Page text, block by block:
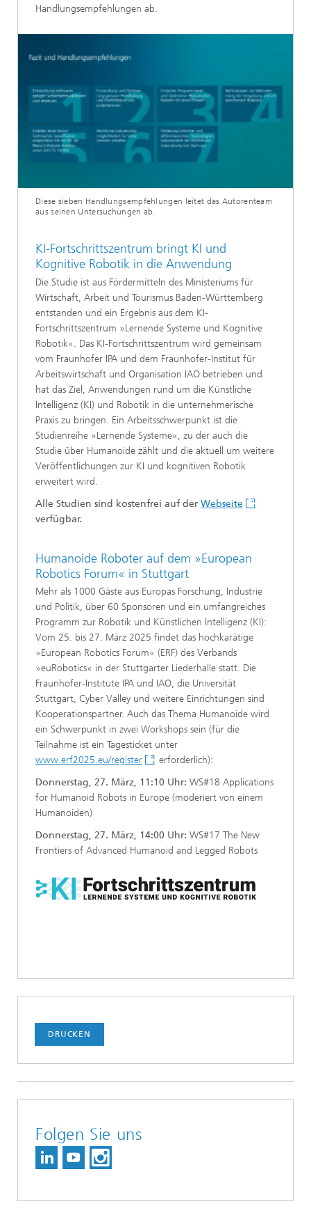
Handlungsempfehlungen ab.
Diese sieben Handlungsempfehlungen leitet das Autorenteam
aus seinen Untersuchungen ab.
KI-Fortschrittszentrum bringt KI und
Kognitive Robotik in die Anwendung
Die Studie ist aus Fördermitteln des Ministeriums für
Wirtschaft, Arbeit und Tourismus Baden-Württemberg
entstanden und ein Ergebnis aus dem KI-
Fortschrittszentrum »Lernende Systeme und Kognitive
Robotik«. Das KI-Fortschrittszentrum wird gemeinsam
vom Fraunhofer IPA und dem Fraunhofer-Institut für
Arbeitswirtschaft und Organisation IAO betrieben und
hat das Ziel, Anwendungen rund um die Künstliche
Intelligenz (KI) und Robotik in die unternehmerische
Praxis zu bringen. Ein Arbeitsschwerpunkt ist die
Studienreihe »Lernende Systeme«, zu der auch die
Studie über Humanoide zählt und die aktuell um weitere
Veröffentlichungen zur KI und kognitiven Robotik
erweitert wird.
Alle Studien sind kostenfrei auf der Webseite
verfügbar.
Humanoide Roboter auf dem »European
Robotics Forum« in Stuttgart
Mehr als 1000 Gäste aus Europas Forschung, Industrie
und Politik, über 60 Sponsoren und ein umfangreiches
Programm zur Robotik und Künstlichen Intelligenz (KI):
Vom 25. bis 27. März 2025 findet das hochkarätige
»European Robotics Forum« (ERF) des Verbands
»euRobotics« in der Stuttgarter Liederhalle statt. Die
Fraunhofer-Institute IPA und IAO, die Universität
Stuttgart, Cyber Valley und weitere Einrichtungen sind
Kooperationspartner. Auch das Thema Humanoide wird
ein Schwerpunkt in zwei Workshops sein (für die
Teilnahme ist ein Tagesticket unter
www.erf2025.eu/register
erforderlich):
Donnerstag, 27. März, 11:10 Uhr: WS#18 Applications
for Humanoid Robots in Europe (moderiert von einem
Humanoiden)
Donnerstag, 27. März, 14:00 Uhr: WS#17 The New
Frontiers of Advanced Humanoid and Legged Robots
DRUCKEN
Folgen Sie uns